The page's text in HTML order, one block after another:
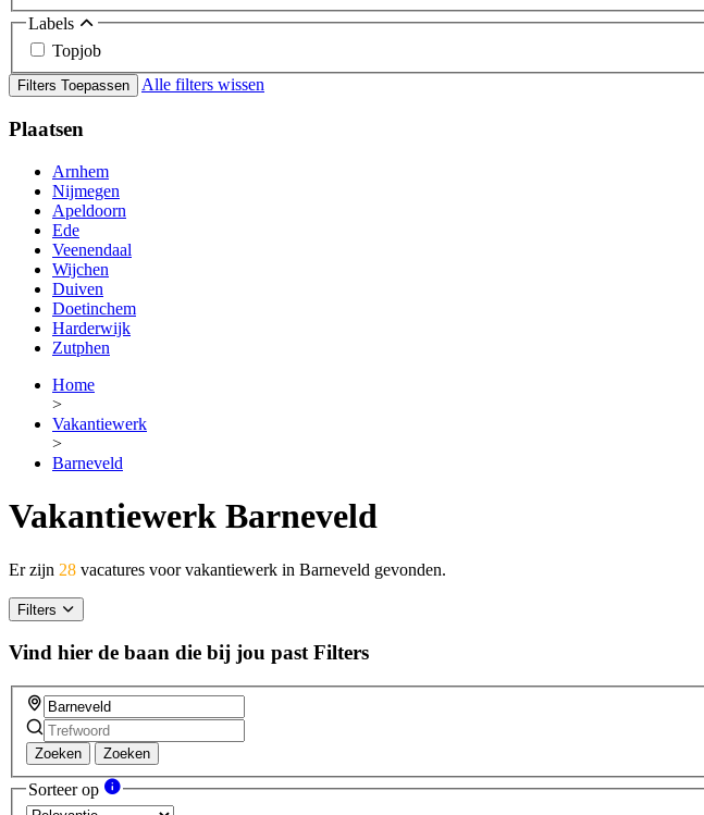
Labels
Topjob
Filters Toepassen Alle filters wissen
Plaatsen
Arnhem
Nijmegen
Apeldoorn
Ede
Veenendaal
Wijchen
Duiven
Doetinchem
Harderwijk
Zutphen
Home
>
Vakantiewerk
>
Barneveld
Vakantiewerk Barneveld
Er zijn 28 vacatures voor vakantiewerk in Barneveld gevonden.
Filters
Vind hier de baan die bij jou past Filters
Zoeken Zoeken
Sorteer op